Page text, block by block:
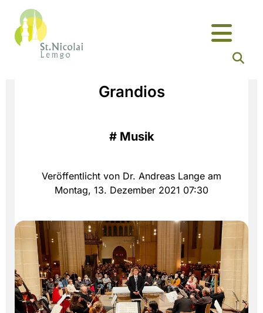
Grandios
# Musik
Veröffentlicht von Dr. Andreas Lange am
Montag, 13. Dezember 2021 07:30